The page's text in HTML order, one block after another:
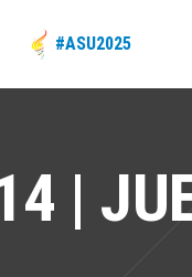
#ASU2025
|